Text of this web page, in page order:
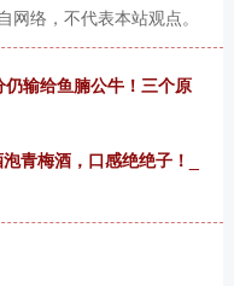
络，不代表本站观点。
输给鱼腩公牛！三个原
青梅酒，口感绝绝子！_